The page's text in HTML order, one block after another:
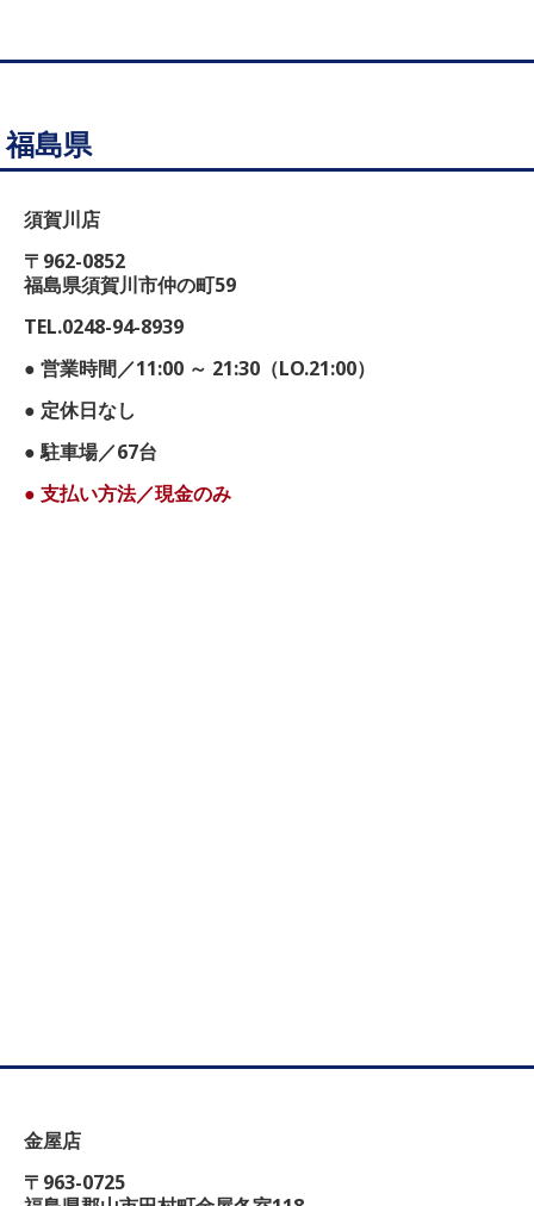
福島県
須賀川店
〒962-0852
福島県須賀川市仲の町59
TEL.0248-94-8939
● 営業時間／11:00 ～ 21:30（LO.21:00）
● 定休日なし
● 駐車場／67台
● 支払い方法／現金のみ
金屋店
〒963-0725